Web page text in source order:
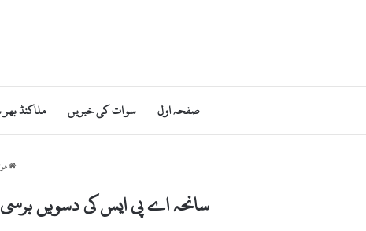
صفحہ اول سوات کی خبریں ملاکنڈ
سانحہ اے پی ایس کی دسویں برسی